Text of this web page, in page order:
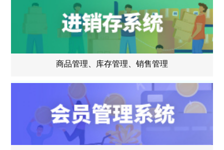
商品管理、库存管理、销售管理